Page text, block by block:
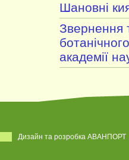
Шановні
Звернення
академії
Дизайн та розробка АВАНПОРТ